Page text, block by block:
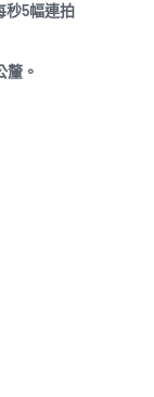
秒5幅連拍
釐。